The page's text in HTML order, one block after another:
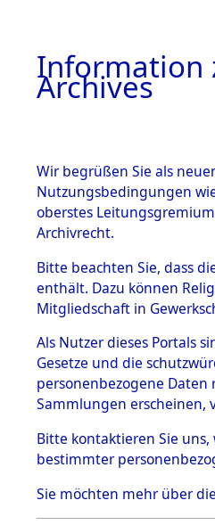
BESTÄNDE
1.
mente
5. Verschiedenes
5.3
Todesmärsche
5.3.1 Alliierte
Erhebungen
zu
Todesmärsch
en
5.3.2
Information
Archives
Wir begrüßen Sie als
Nutzungsbedingungen
oberstes
Archivrecht.
Bitte beachten Sie, dass
enthält. Dazu können
Mitgliedschaft in
Als Nutzer dieses Portals
Gesetze und die
personenbezogene
Sammlungen erscheinen,
Bitte kontaktieren Sie
bestimmter
Sie möchten mehr über